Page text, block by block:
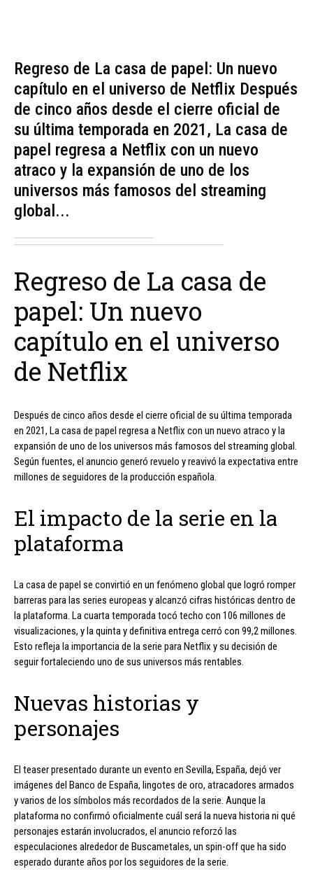
Regreso de La casa de papel: Un nuevo
capítulo en el universo de Netflix Después
de cinco años desde el cierre oficial de
su última temporada en 2021, La casa de
papel regresa a Netflix con un nuevo
atraco y la expansión de uno de los
universos más famosos del streaming
global...
Regreso de La casa de
papel: Un nuevo
capítulo en el universo
de Netflix
Después de cinco años desde el cierre oficial de su última temporada
en 2021, La casa de papel regresa a Netflix con un nuevo atraco y la
expansión de uno de los universos más famosos del streaming global.
Según fuentes, el anuncio generó revuelo y reavivó la expectativa entre
millones de seguidores de la producción española.
El impacto de la serie en la
plataforma
La casa de papel se convirtió en un fenómeno global que logró romper
barreras para las series europeas y alcanzó cifras históricas dentro de
la plataforma. La cuarta temporada tocó techo con 106 millones de
visualizaciones, y la quinta y definitiva entrega cerró con 99,2 millones.
Esto refleja la importancia de la serie para Netflix y su decisión de
seguir fortaleciendo uno de sus universos más rentables.
Nuevas historias y
personajes
El teaser presentado durante un evento en Sevilla, España, dejó ver
imágenes del Banco de España, lingotes de oro, atracadores armados
y varios de los símbolos más recordados de la serie. Aunque la
plataforma no confirmó oficialmente cuál será la nueva historia ni qué
personajes estarán involucrados, el anuncio reforzó las
especulaciones alrededor de Buscametales, un spin-off que ha sido
esperado durante años por los seguidores de la serie.